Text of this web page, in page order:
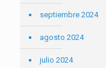
septiembre 2024
agosto 2024
julio 2024